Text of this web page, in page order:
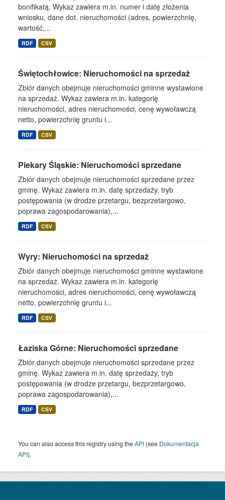
bonifikatą. Wykaz zawiera m.in. numer i datę złożenia
wniosku, dane dot. nieruchomości (adres, powierzchnię,
wartość,...
RDF CSV
Świętochłowice: Nieruchomości na sprzedaż
Zbiór danych obejmuje nieruchomości gminne wystawione
na sprzedaż. Wykaz zawiera m.in. kategorię
nieruchomości, adres nieruchomości, cenę wywoławczą
netto, powierzchnię gruntu i...
RDF CSV
Piekary Śląskie: Nieruchomości sprzedane
Zbiór danych obejmuje nieruchomości sprzedane przez
gminę. Wykaz zawiera m.in. datę sprzedaży, tryb
postępowania (w drodze przetargu, bezprzetargowo,
poprawa zagospodarowania),...
RDF CSV
Wyry: Nieruchomości na sprzedaż
Zbiór danych obejmuje nieruchomości gminne wystawione
na sprzedaż. Wykaz zawiera m.in. kategorię
nieruchomości, adres nieruchomości, cenę wywoławczą
netto, powierzchnię gruntu i...
RDF CSV
Łaziska Górne: Nieruchomości sprzedane
Zbiór danych obejmuje nieruchomości sprzedane przez
gminę. Wykaz zawiera m.in. datę sprzedaży, tryb
postępowania (w drodze przetargu, bezprzetargowo,
poprawa zagospodarowania),...
RDF CSV
You can also access this registry using theAPI (see Dokumentacja
API).